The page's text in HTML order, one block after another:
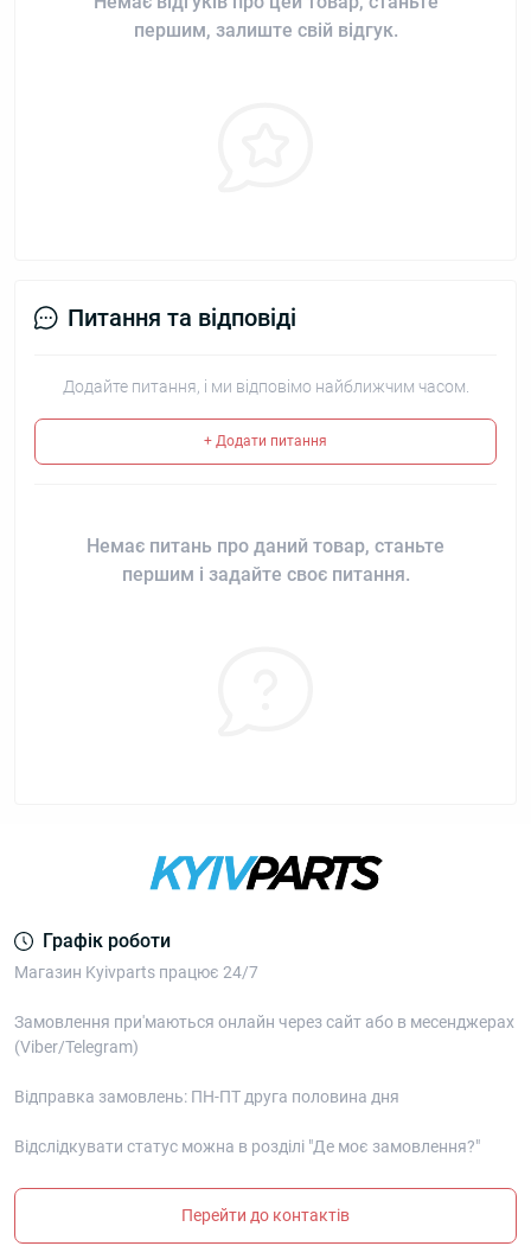
першим, залиште свій відгук.
Питання та відповіді
Додайте питання, і ми відповімо найближчим часом.
+ Додати питання
Немає питань про даний товар, станьте
першим і задайте своє питання.
Графік роботи
Магазин Kyivparts працює 24/7
Замовлення при'маються онлайн через сайт або в месенджерах
(Viber/Telegram)
Відправка замовлень: ПН-ПТ друга половина дня
Відслідкувати статус можна в розділі "Де моє замовлення?"
Перейти до контактів